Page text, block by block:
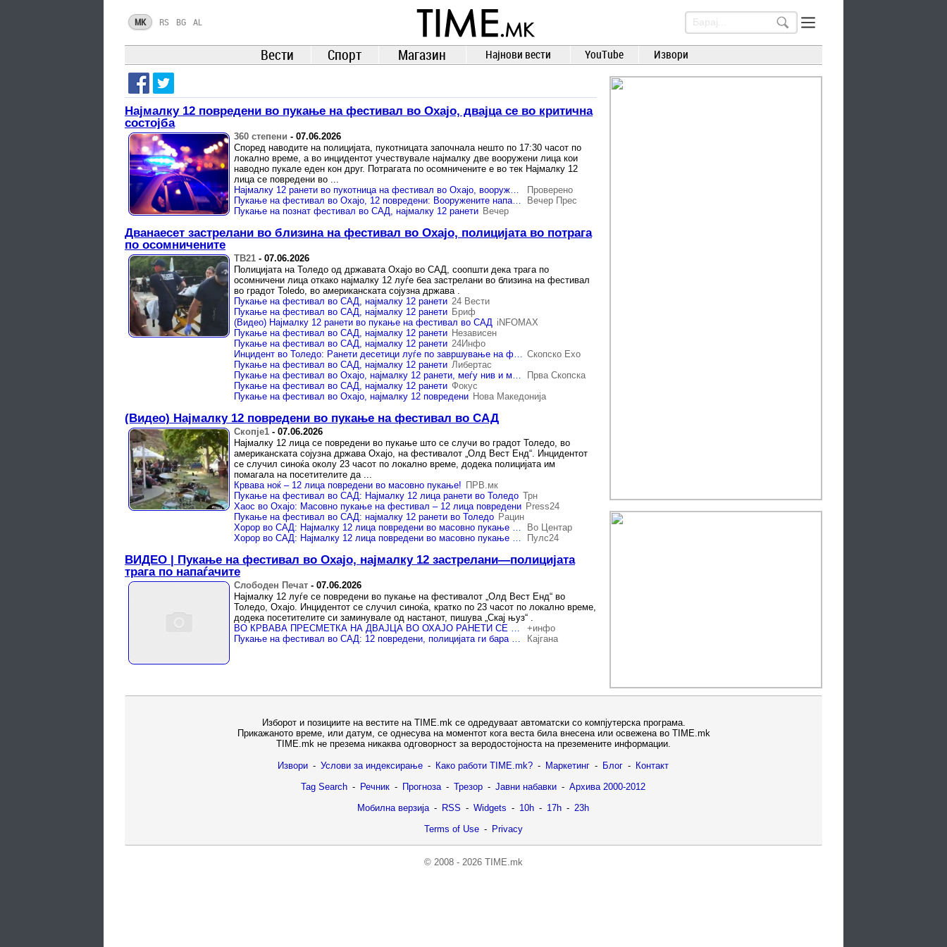
TIME.mk
ВЕСТИ
NEWS
MK RS BG AL
Вести Спорт Магазин Најнови вести YouTube Извори
Најмалку 12 повредени во пукање на фестивал во Охајо, двајца се во критична
состојба
360 степени - 07.06.2026
Според наводите на полицијата, пукотницата започнала нешто по 17:30 часот по
локално време, а во инцидентот учествувале најмалку две вооружени лица кои
наводно пукале еден кон друг. Потрагата по осомничените е во тек Најмалку 12
лица се повредени во ...
Најмалку 12 ранети во пукотница на фестивал во Охајо, вооружени лица се во бегство
Проверено
Пукање на фестивал во Охајо, 12 повредени: Вооружените напаѓачи се сѐ уште на слобода/ВИДЕО
Вечер Прес
Пукање на познат фестивал во САД, најмалку 12 ранети Вечер
Дванаесет застрелани во близина на фестивал во Охајо, полицијата во потрага
по осомничените
ТВ21 - 07.06.2026
Полицијата на Толедо од државата Охајо во САД, соопшти дека трага по
осомничени лица откако најмалку 12 луѓе беа застрелани во близина на фестивал
во градот Toledo, во американската сојузна држава .
Пукање на фестивал во САД, најмалку 12 ранети 24 Вести
Пукање на фестивал во САД, најмалку 12 ранети Бриф
(Видео) Најмалку 12 ранети во пукање на фестивал во САД iNFOMAX
Пукање на фестивал во САД, најмалку 12 ранети Независен
Пукање на фестивал во САД, најмалку 12 ранети 24Инфо
Инцидент во Толедо: Ранети десетици луѓе по завршување на фестивал Скопско Ехо
Пукање на фестивал во САД, најмалку 12 ранети Либертас
Пукање на фестивал во Охајо, најмалку 12 ранети, меѓу нив и малолетници
Прва Скопска
Пукање на фестивал во САД, најмалку 12 ранети Фокус
Пукање на фестивал во Охајо, најмалку 12 повредени Нова Македонија
(Видео) Најмалку 12 повредени во пукање на фестивал во САД
Скопје1 - 07.06.2026
Најмалку 12 лица се повредени во пукање што се случи во градот Толедо, во
американската сојузна држава Охајо, на фестивалот „Олд Вест Енд“. Инцидентот
се случил синоќа околу 23 часот по локално време, додека полицијата им
помагала на посетителите да ...
Крвава ноќ – 12 лица повредени во масовно пукање! ПРВ.мк
Пукање на фестивал во САД: Најмалку 12 лица ранети во Толедо Трн
Хаос во Охајо: Масовно пукање на фестивал – 12 лица повредени Press24
Пукање на фестивал во САД: најмалку 12 ранети во Толедо Рацин
Хорор во САД: Најмалку 12 лица повредени во масовно пукање на фестивал
Во Центар
Хорор во САД: Најмалку 12 лица повредени во масовно пукање на фестивал
Пулс24
ВИДЕО | Пукање на фестивал во Охајо, најмалку 12 застрелани—полицијата
трага по напаѓачите
Слободен Печат - 07.06.2026
Најмалку 12 луѓе се повредени во пукање на фестивалот „Олд Вест Енд“ во
Толедо, Охајо. Инцидентот се случил синоќа, кратко по 23 часот по локално време,
додека посетителите си заминувале од настанот, пишува „Скај њуз“ .
ВО КРВАВА ПРЕСМЕТКА НА ДВАЈЦА ВО ОХАЈО РАНЕТИ СЕ 12 ЛУЃЕ Во тек е полициска потрага по осомничените
+инфо
Пукање на фестивал во САД: 12 повредени, полицијата ги бара напаѓачите
Кајгана
Изборот и позициите на вестите на TIME.mk се одредуваат автоматски со компјутерска програма.
Прикажаното време, или датум, се однесува на моментот кога веста била внесена или освежена во TIME.mk
TIME.mk не презема никаква одговорност за веродостојноста на преземените информации.
Извори - Услови за индексирање - Како работи TIME.mk? - Маркетинг - Блог - Контакт
Tag Search - Речник - Прогноза - Трезор - Јавни набавки - Архива 2000-2012
Мобилна верзија - RSS - Widgets - 10h - 17h - 23h
Terms of Use - Privacy
© 2008 - 2026 TIME.mk